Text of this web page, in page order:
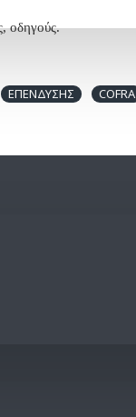
οδηγούς.
ΕΠΕΝΔΥΣΗΣ COFRA